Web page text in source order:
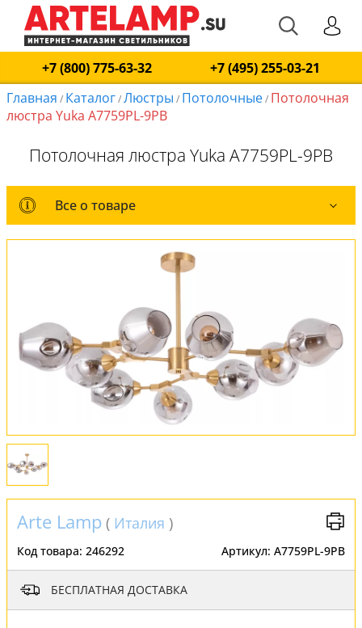
+7 (800) 775-63-32
+7 (495) 255-03-21
Главная / Каталог/Люстры / Потолочные/ Потолочная
люстра Yuka A7759PL-9PB
Потолочная люстра Yuka A7759PL-9PB
Все о товаре
Все о товаре
Вся коллекция
Оплата и доставка
Обмен и возврат
Установка
Отзывы
Arte Lamp ( Италия )
Код товара: 246292 Артикул: A7759PL-9PB
БЕСПЛАТНАЯ ДОСТАВКА